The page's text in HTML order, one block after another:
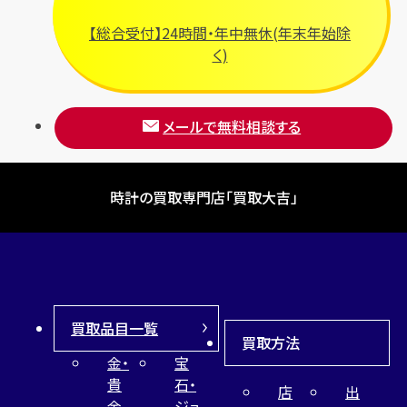
ブレゲ
【総合受付】24時間・年中無休(年末年始除
く)
メールで無料相談する
時計の買取専門店「買取大吉」
買取品目一覧
金・
貴
宝
石・
買取方法
店
出